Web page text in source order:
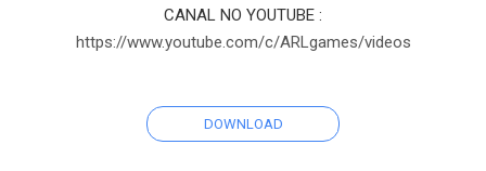
CANAL NO YOUTUBE :
https://www.youtube.com/c/ARLgames/videos
DOWNLOAD